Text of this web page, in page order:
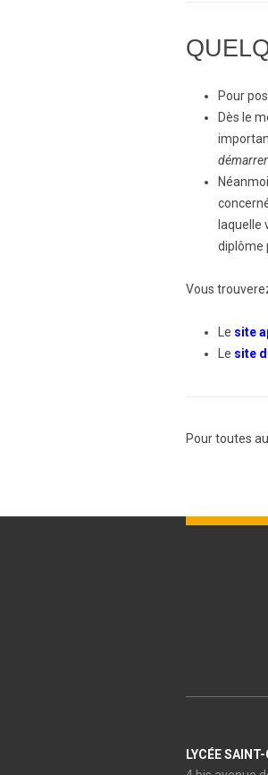
Pour
Dès le
laquelle
diplôme
Vous
Le site
Le site
Pour toutes
LYCÉE